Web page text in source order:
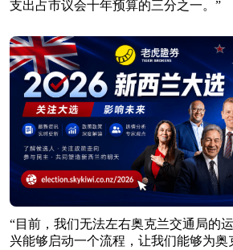
支出占市议会十年预算的三分之一。”
“目前，我们无法左右奥克兰交通局的
兴能够启动一个流程，让我们能够为奥